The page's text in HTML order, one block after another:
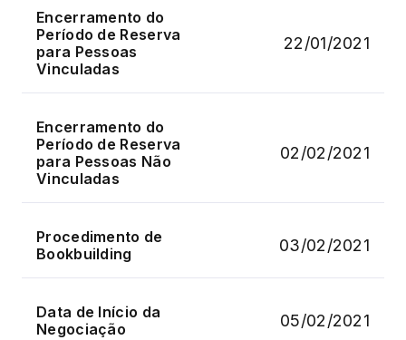
Encerramento do
Período de Reserva
para Pessoas
Vinculadas
22/01/2021
Encerramento do
Período de Reserva
para Pessoas Não
Vinculadas
02/02/2021
Procedimento de
Bookbuilding
03/02/2021
Data de Início da
Negociação
05/02/2021